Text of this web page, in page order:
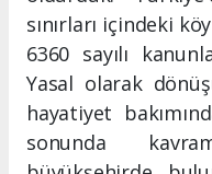
sınırları içindeki
6360 sayılı
Yasal olarak
hayatiyet
sonunda